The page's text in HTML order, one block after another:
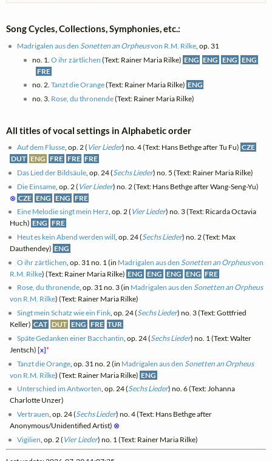
Song Cycles, Collections, Symphonies, etc.:
Madrigalen aus den Sonetten an Orpheusvon R.M. Rilke, op. 31
no. 1. O ihr zärtlichen (Text: Rainer Maria Rilke) ENG ENG ENG ENG
FRE
no. 2. Tanzt die Orange(Text: Rainer Maria Rilke) ENG
no. 3. Rose, du thronende(Text: Rainer Maria Rilke)
All titles of vocal settings in Alphabetic order
Auf dem Flusse, op. 2 ( Vier Lieder) no. 4 (Text: Hans Bethge after Tu Fu) CZE
DUT ENG FRE FRE FRE
Das Lied der Bildsäule, op. 24 (Sechs Lieder) no. 5 (Text: Rainer Maria Rilke)
Die Einsame , op. 2 ( Vier Lieder) no. 2 (Text: Hans Bethge after Wang-Seng-Yu)
⊗ CZE ENG ENG FRE
Eine Melodie singt mein Herz, op. 2 ( Vier Lieder) no. 3 (Text: Ricarda Octavia
Huch) ENG FRE
Heut es kein Abend werden will, op. 24 (Sechs Lieder) no. 2 (Text: Max
Dauthendey) ENG
O ihr zärtlichen , op. 31 no. 1 (in Madrigalen aus den Sonetten an Orpheusvon
R.M. Rilke) (Text: Rainer Maria Rilke) ENG ENG ENG ENG FRE
Rose, du thronende, op. 31 no. 3 (in Madrigalen aus den Sonetten an Orpheus
von R.M. Rilke) (Text: Rainer Maria Rilke)
Singt mein Schatz wie ein Fink, op. 24 (Sechs Lieder) no. 3 (Text: Gottfried
Keller) CAT DUT ENG FRE TUR
Späte Gedanken einer Bacchantin , op. 24 (Sechs Lieder) no. 1 (Text: Walter
Jentsch)[x]*
Tanzt die Orange , op. 31 no. 2 (in Madrigalen aus den Sonetten an Orpheus
von R.M. Rilke) (Text: Rainer Maria Rilke) ENG
Unterschied im Antworten, op. 24 (Sechs Lieder) no. 6 (Text: Johanna
Charlotte Unzer)
Vertrauen , op. 24 (Sechs Lieder) no. 4 (Text: Hans Bethge after
Anonymous/Unidentified Artist) ⊗
Vigilien , op. 2 ( Vier Lieder) no. 1 (Text: Rainer Maria Rilke)